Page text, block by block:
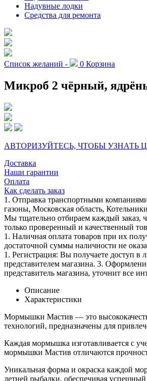
Надувные лодки
Средства для ремонта
Список желаний - 0 Корзина
Микроб 2 чёрный,
АВТОРИЗУЙТЕСЬ, ЧТОБЫ УЗНАТЬ
Доставка
Наши гарантии
Оплата
Как сделать заказ
1. Отправка транспортными
газоны, Московская область,
Мы тщательно отбираем каждый заказ,
только проверенный и качественный
1. Наличная оплата товаров при их
достаточной суммы наличности не
1. Регистрация: Вы получаете доступ в
представителем магазина. 3.
представитель магазина, уточнит все
Описание
Характеристики
Мормышки Мастив — это
технологий, предназначены для
Каждая мормышка изготавливается с
мормышки Мастив отличаются
Уникальная форма и окраска каждой
летней рыбалки, обеспечивая